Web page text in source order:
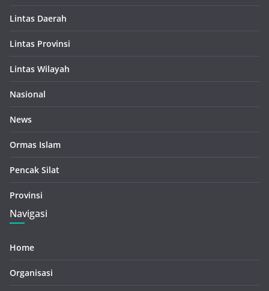
Lintas Daerah
Lintas Provinsi
Lintas Wilayah
Nasional
News
Ormas Islam
Pencak Silat
Provinsi
Navigasi
Home
Organisasi